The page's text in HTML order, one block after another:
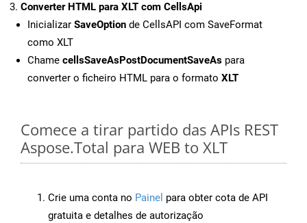
Converter HTML para XLT com CellsApi
Inicializar SaveOption de CellsAPI com SaveFormat
como XLT
Chame cellsSaveAsPostDocumentSaveAs para
converter o ficheiro HTML para o formato XLT
Comece a tirar partido das APIs REST
Aspose.Total para WEB to XLT
Crie uma conta no Painel para obter cota de API
gratuita e detalhes de autorização